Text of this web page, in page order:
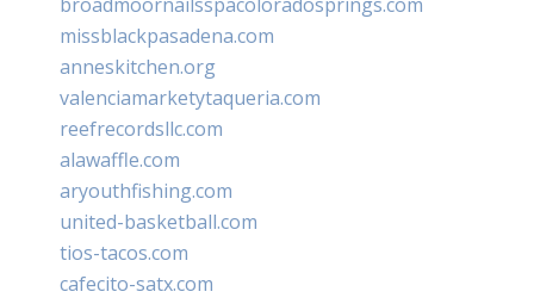
missblackpasadena.com
anneskitchen.org
valenciamarketytaqueria.com
reefrecordsllc.com
alawaffle.com
aryouthfishing.com
united-basketball.com
tios-tacos.com
cafecito-satx.com